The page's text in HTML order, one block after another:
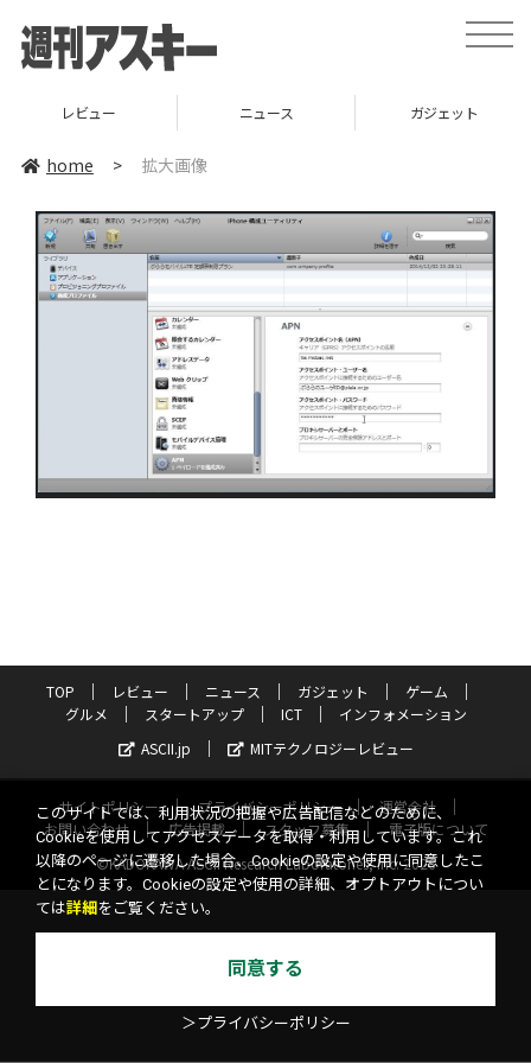
toggle
レビュー ニュース ガジェット
home > 拡大画像
TOP レビュー ニュース ガジェット
ゲーム
グルメ
スタートアップ ICT
インフォメーション
ASCII.jp
MITテクノロジーレビュー
サイトポリシー プライバシーポリシー
運営会社
お問い合わせ
広告掲載 スタッフ募集
電子版について
©KADOKAWA ASCII Research Laboratories, Inc. 2026
このサイトでは、利用状況の把握や広告配信などのために、
Cookieを使用してアクセスデータを取得・利用しています。これ
以降のページに遷移した場合、Cookieの設定や使用に同意したこ
とになります。Cookieの設定や使用の詳細、オプトアウトについ
ては詳細 をご覧ください。
同意する
＞プライバシーポリシー